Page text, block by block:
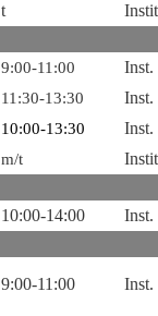
t
9:00-11:00
Inst.
11:30-13:30
Inst.
10:00-13:30
m/t
10:00-14:00 Inst.
9:00-11:00 Inst.